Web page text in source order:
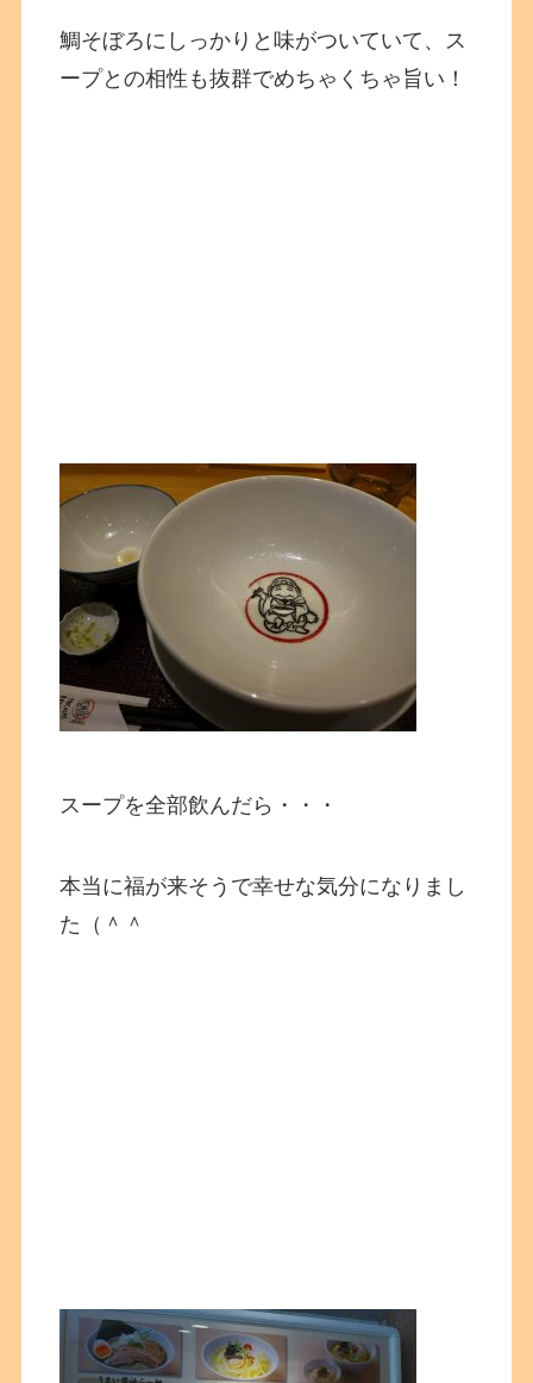
鯛そぼろにしっかりと味がついていて、ス
ープとの相性も抜群でめちゃくちゃ旨い！
スープを全部飲んだら・・・
本当に福が来そうで幸せな気分になりまし
た（＾＾